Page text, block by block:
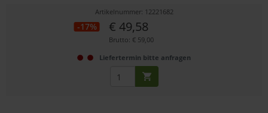
Artikelnummer: 12221682
-17% € 49,58
Brutto: € 59,00
Liefertermin bitte anfragen